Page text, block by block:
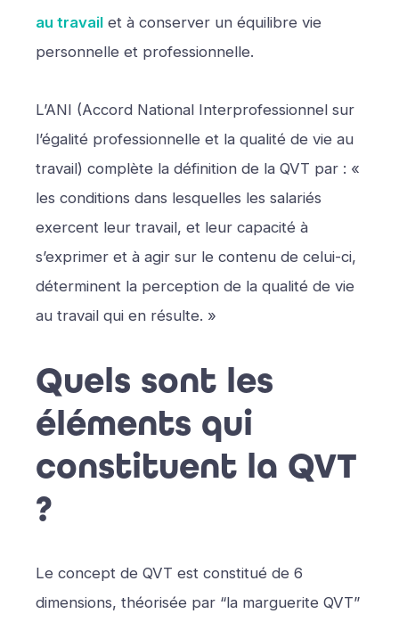
au travail et à conserver un équilibre vie
personnelle et professionnelle.
L’ANI (Accord National Interprofessionnel sur
l’égalité professionnelle et la qualité de vie au
travail) complète la définition de la QVT par : «
les conditions dans lesquelles les salariés
exercent leur travail, et leur capacité à
s’exprimer et à agir sur le contenu de celui-ci,
déterminent la perception de la qualité de vie
au travail qui en résulte. »
Quels sont les
éléments qui
constituent la QVT
?
Le concept de QVT est constitué de 6
dimensions, théorisée par “la marguerite QVT”